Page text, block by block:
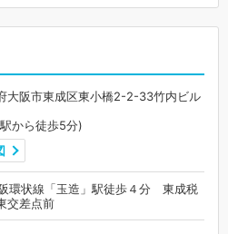
大阪市東成区東小橋2-2-33竹内ビル
から徒歩5分)
環状線「玉造」駅徒歩４分 東成税
交差点前